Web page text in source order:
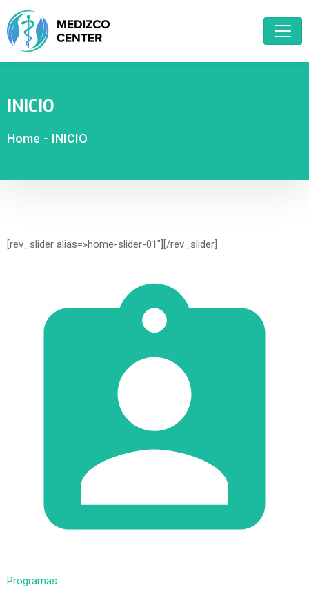
INICIO
Home - INICIO
[rev_slider alias=»home-slider-01″][/rev_slider]
Programas